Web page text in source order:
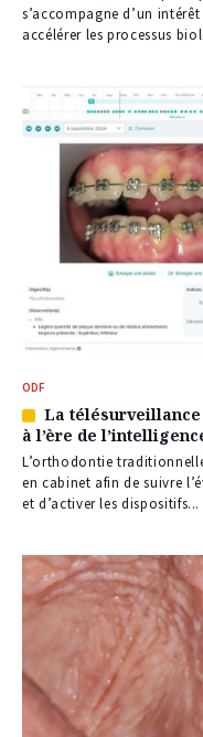
abonnés
s’accompagne d’un
accélérer les processus
ODF
Article
réservé
à
nos
abonnés
La
à l’ère de
L’orthodontie
en cabinet afin de suivre
et d’activer les dispositifs...